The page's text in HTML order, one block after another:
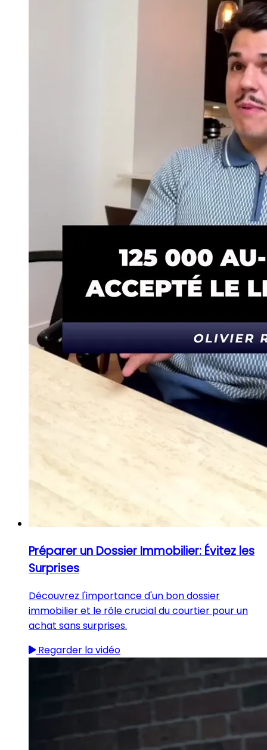
Préparer un Dossier Immobilier: Évitez les
Surprises
Découvrez l'importance d'un bon dossier
immobilier et le rôle crucial du courtier pour un
achat sans surprises.
Regarder la vidéo